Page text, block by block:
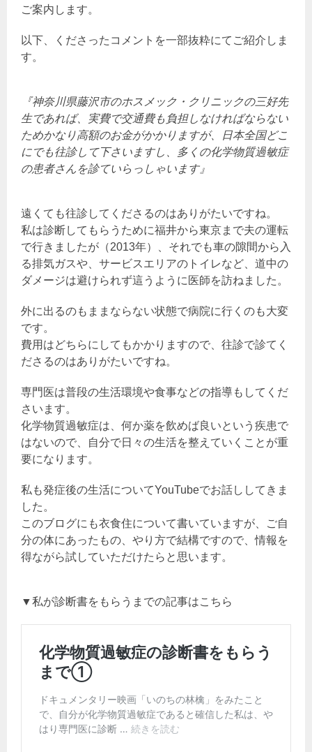
ご案内します。
以下、くださったコメントを一部抜粋にてご紹介しま
す。
『神奈川県藤沢市のホスメック・クリニックの三好先
生であれば、実費で交通費も負担しなければならない
ためかなり高額のお金がかかりますが、日本全国どこ
にでも往診して下さいますし、多くの化学物質過敏症
の患者さんを診ていらっしゃいます』
遠くても往診してくださるのはありがたいですね。
私は診断してもらうために福井から東京まで夫の運転
で行きましたが（2013年）、それでも車の隙間から入
る排気ガスや、サービスエリアのトイレなど、道中の
ダメージは避けられず這うように医師を訪ねました。
外に出るのもままならない状態で病院に行くのも大変
です。
費用はどちらにしてもかかりますので、往診で診てく
ださるのはありがたいですね。
専門医は普段の生活環境や食事などの指導もしてくだ
さいます。
化学物質過敏症は、何か薬を飲めば良いという疾患で
はないので、自分で日々の生活を整えていくことが重
要になります。
私も発症後の生活についてYouTubeでお話ししてきま
した。
このブログにも衣食住について書いていますが、ご自
分の体にあったもの、やり方で結構ですので、情報を
得ながら試していただけたらと思います。
▼私が診断書をもらうまでの記事はこちら